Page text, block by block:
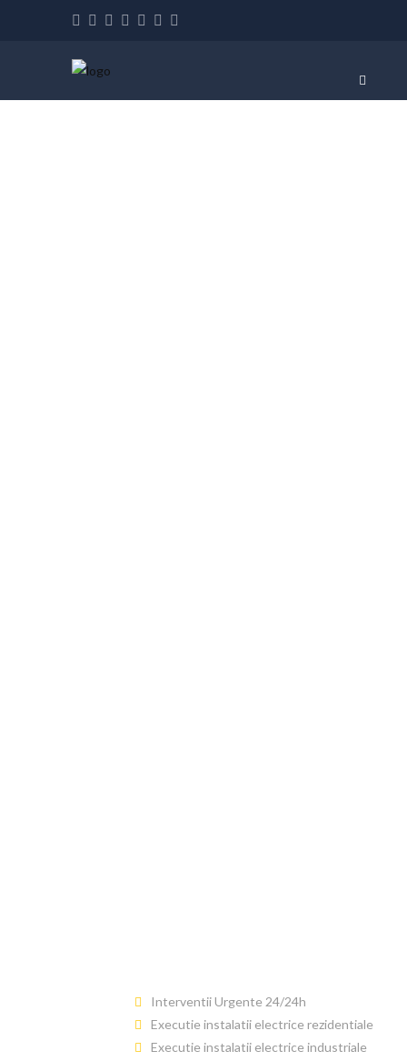
Interventii Urgente 24/24h
Executie instalatii electrice rezidentiale
Executie instalatii electrice industriale